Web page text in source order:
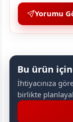
Yorumu
Bu ürün
İhtiyacınıza
birlikte